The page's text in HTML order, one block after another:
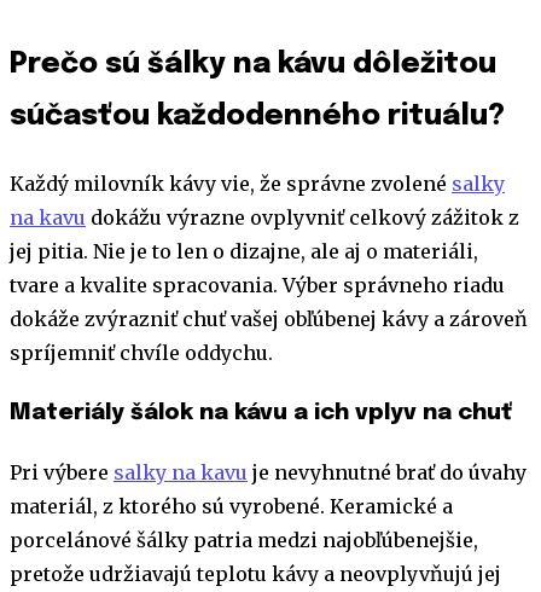
Prečo sú šálky na kávu dôležitou
súčasťou každodenného rituálu?
Každý milovník kávy vie, že správne zvolené salky
na kavu dokážu výrazne ovplyvniť celkový zážitok z
jej pitia. Nie je to len o dizajne, ale aj o materiáli,
tvare a kvalite spracovania. Výber správneho riadu
dokáže zvýrazniť chuť vašej obľúbenej kávy a zároveň
spríjemniť chvíle oddychu.
Materiály šálok na kávu a ich vplyv na chuť
Pri výbere salky na kavu je nevyhnutné brať do úvahy
materiál, z ktorého sú vyrobené. Keramické a
porcelánové šálky patria medzi najobľúbenejšie,
pretože udržiavajú teplotu kávy a neovplyvňujú jej